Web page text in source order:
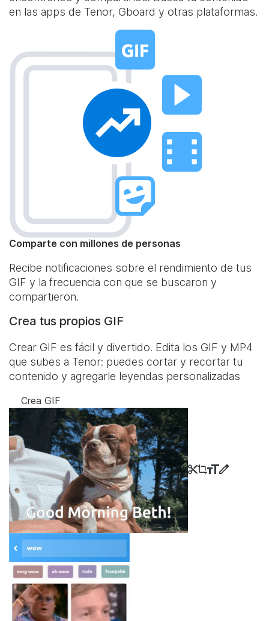
en las apps de Tenor, Gboard y otras plataformas.
Comparte con millones de personas
Recibe notificaciones sobre el rendimiento de tus
GIF y la frecuencia con que se buscaron y
compartieron.
Crea tus propios GIF
Crear GIF es fácil y divertido. Edita los GIF y MP4
que subes a Tenor: puedes cortar y recortar tu
contenido y agregarle leyendas personalizadas
Crea GIF